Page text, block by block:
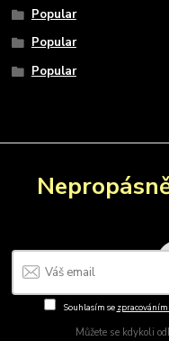
Popular
Popular
Popular
Souhlasím se
Můžete se kdykoli